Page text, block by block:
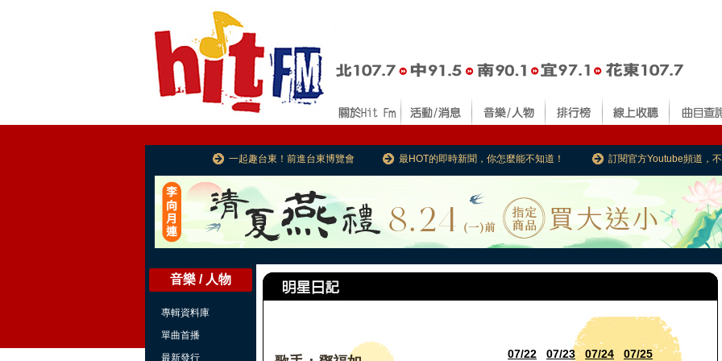
一起趣台東！前進台東博覽會 最HOT的即時新聞，你怎麼能不知道！ 訂閱官方Youtube頻道，
音樂 / 人物
專輯資料庫
單曲首播
最新發行
07/22 07/23 07/24 07/25